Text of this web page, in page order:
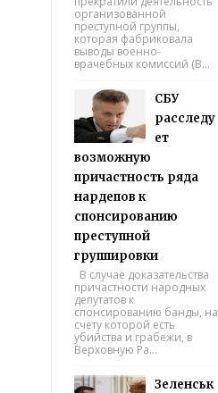
организованной
преступной группы,
которая фабриковала
выводы военно-
врачебных комиссий (В...
СБУ
расследу
ет
возможную
причастность ряда
нардепов к
спонсированию
преступной
группировки
В случае доказательства
причастности народных
депутатов к
спонсированию банды, на
счету которой есть
убийства и грабежи, в
Верховную Ра...
Зеленськ